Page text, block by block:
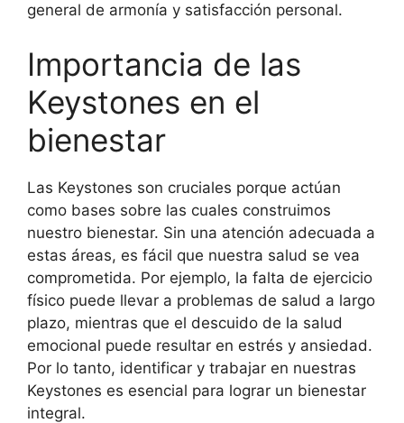
general de armonía y satisfacción personal.
Importancia de las
Keystones en el
bienestar
Las Keystones son cruciales porque actúan
como bases sobre las cuales construimos
nuestro bienestar. Sin una atención adecuada a
estas áreas, es fácil que nuestra salud se vea
comprometida. Por ejemplo, la falta de ejercicio
físico puede llevar a problemas de salud a largo
plazo, mientras que el descuido de la salud
emocional puede resultar en estrés y ansiedad.
Por lo tanto, identificar y trabajar en nuestras
Keystones es esencial para lograr un bienestar
integral.